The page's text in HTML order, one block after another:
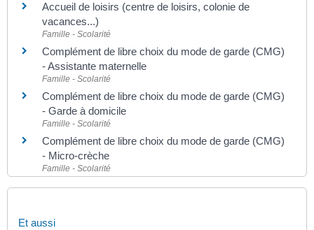
Accueil de loisirs (centre de loisirs, colonie de
vacances...)
Famille - Scolarité
Complément de libre choix du mode de garde (CMG)
- Assistante maternelle
Famille - Scolarité
Complément de libre choix du mode de garde (CMG)
- Garde à domicile
Famille - Scolarité
Complément de libre choix du mode de garde (CMG)
- Micro-crèche
Famille - Scolarité
Et aussi